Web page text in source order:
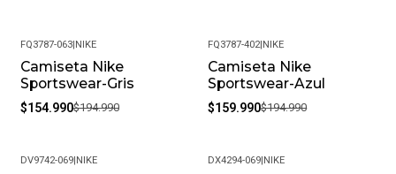
-21%
FQ3787-063|NIKE
Camiseta Nike
Sportswear-Gris
$154.990$194.990
-18%
FQ3787-402|NIKE
Camiseta Nike
Sportswear-Azul
$159.990$194.990
DV9742-069| NIKE DX4294-069 NIKE